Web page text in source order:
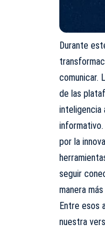
Durante
comunicar.
de las
inteligencia
por la
seguir
manera
Entre esos
nuestra